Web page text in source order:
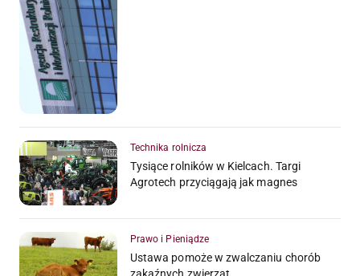
Technika rolnicza
Tysiące rolników w Kielcach. Targi
Agrotech przyciągają jak magnes
Prawo i Pieniądze
Ustawa pomoże w zwalczaniu chorób